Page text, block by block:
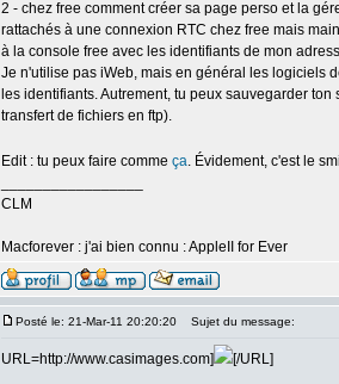
2 - chez free comment créer sa page perso et la
rattachés à une connexion RTC chez free mais
à la console free avec les identifiants de mon
Je n'utilise pas iWeb, mais en général les logiciels
les identifiants. Autrement, tu peux sauvegarder
transfert de fichiers en ftp).
Edit : tu peux faire comme ça. Évidement, c'est le
CLM
Macforever : j'ai bien connu : AppleII for Ever
Posté le: 21-Mar-11 20:20:20 Sujet du message:
URL=http://www.casimages.com] [/URL]